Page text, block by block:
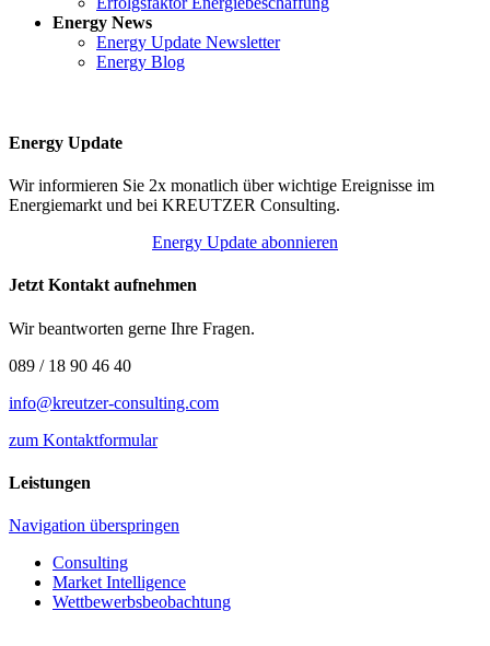
Energy News
Energy Update Newsletter
Energy Blog
Energy Update
Wir informieren Sie 2x monatlich über wichtige Ereignisse im
Energiemarkt und bei KREUTZER Consulting.
Energy Update abonnieren
Jetzt Kontakt aufnehmen
Wir beantworten gerne Ihre Fragen.
089 / 18 90 46 40
info@kreutzer-consulting.com
zum Kontaktformular
Leistungen
Navigation überspringen
Consulting
Market Intelligence
Wettbewerbs­beobachtung